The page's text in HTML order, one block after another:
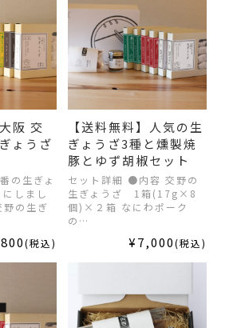
阪 交
ょうざ
の生ぎょ
しまし
の生ぎ
(税込)
【送料無料】人気の生
ぎょうざ3種と燻製焼
豚とゆず胡椒セット
セット詳細 ●内容 交野の
生ぎょうざ 1箱(17g×8
個)×２箱 なにわポーク
の…
¥7,000(税込)